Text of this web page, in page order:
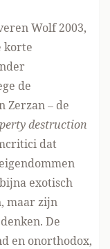
Wolf 2003,
korte
de
Zerzan – de
destruction
dat
exotisch
maar zijn
De
en onorthodox,